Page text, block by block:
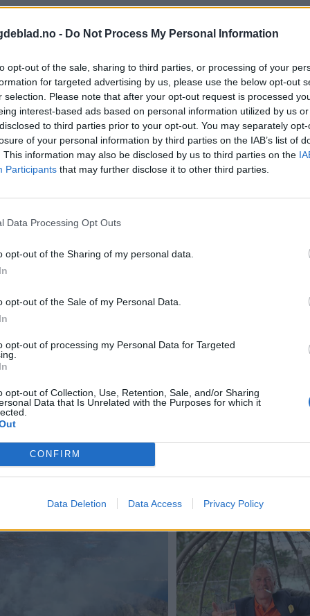
- Do Not Process My Personal Information
opt-out of the sale, sharing to third parties, or processing of your
for targeted advertising by us, please use the below opt-out
selection. Please note that after your opt-out request is processed
interest-based ads based on personal information utilized by us
to third parties prior to your opt-out. You may separately
of your personal information by third parties on the IAB’s list of
This information may also be disclosed by us to third parties on the
Participants that may further disclose it to other third parties.
Data Processing Opt Outs
opt-out of the Sharing of my personal data.
opt-out of the Sale of my Personal Data.
opt-out of processing my Personal Data for Targeted
opt-out of Collection, Use, Retention, Sale, and/or Sharing
Data that Is Unrelated with the Purposes for which it
CONFIRM
Data Deletion Data Access Privacy Policy
og vere innlogga.
du gløymt passordet?